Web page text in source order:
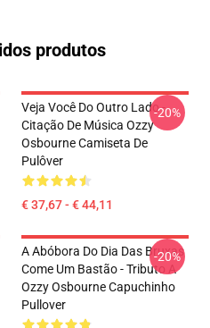
produtos
Veja Você Do Outro Lado -
Citação De Música Ozzy
Osbourne Camiseta De
Pulôver
€ 37,67 - € 44,11
-20%
A Abóbora Do Dia Das Bruxas
Come Um Bastão - Tributo A
Ozzy Osbourne Capuchinho
Pullover
-20%